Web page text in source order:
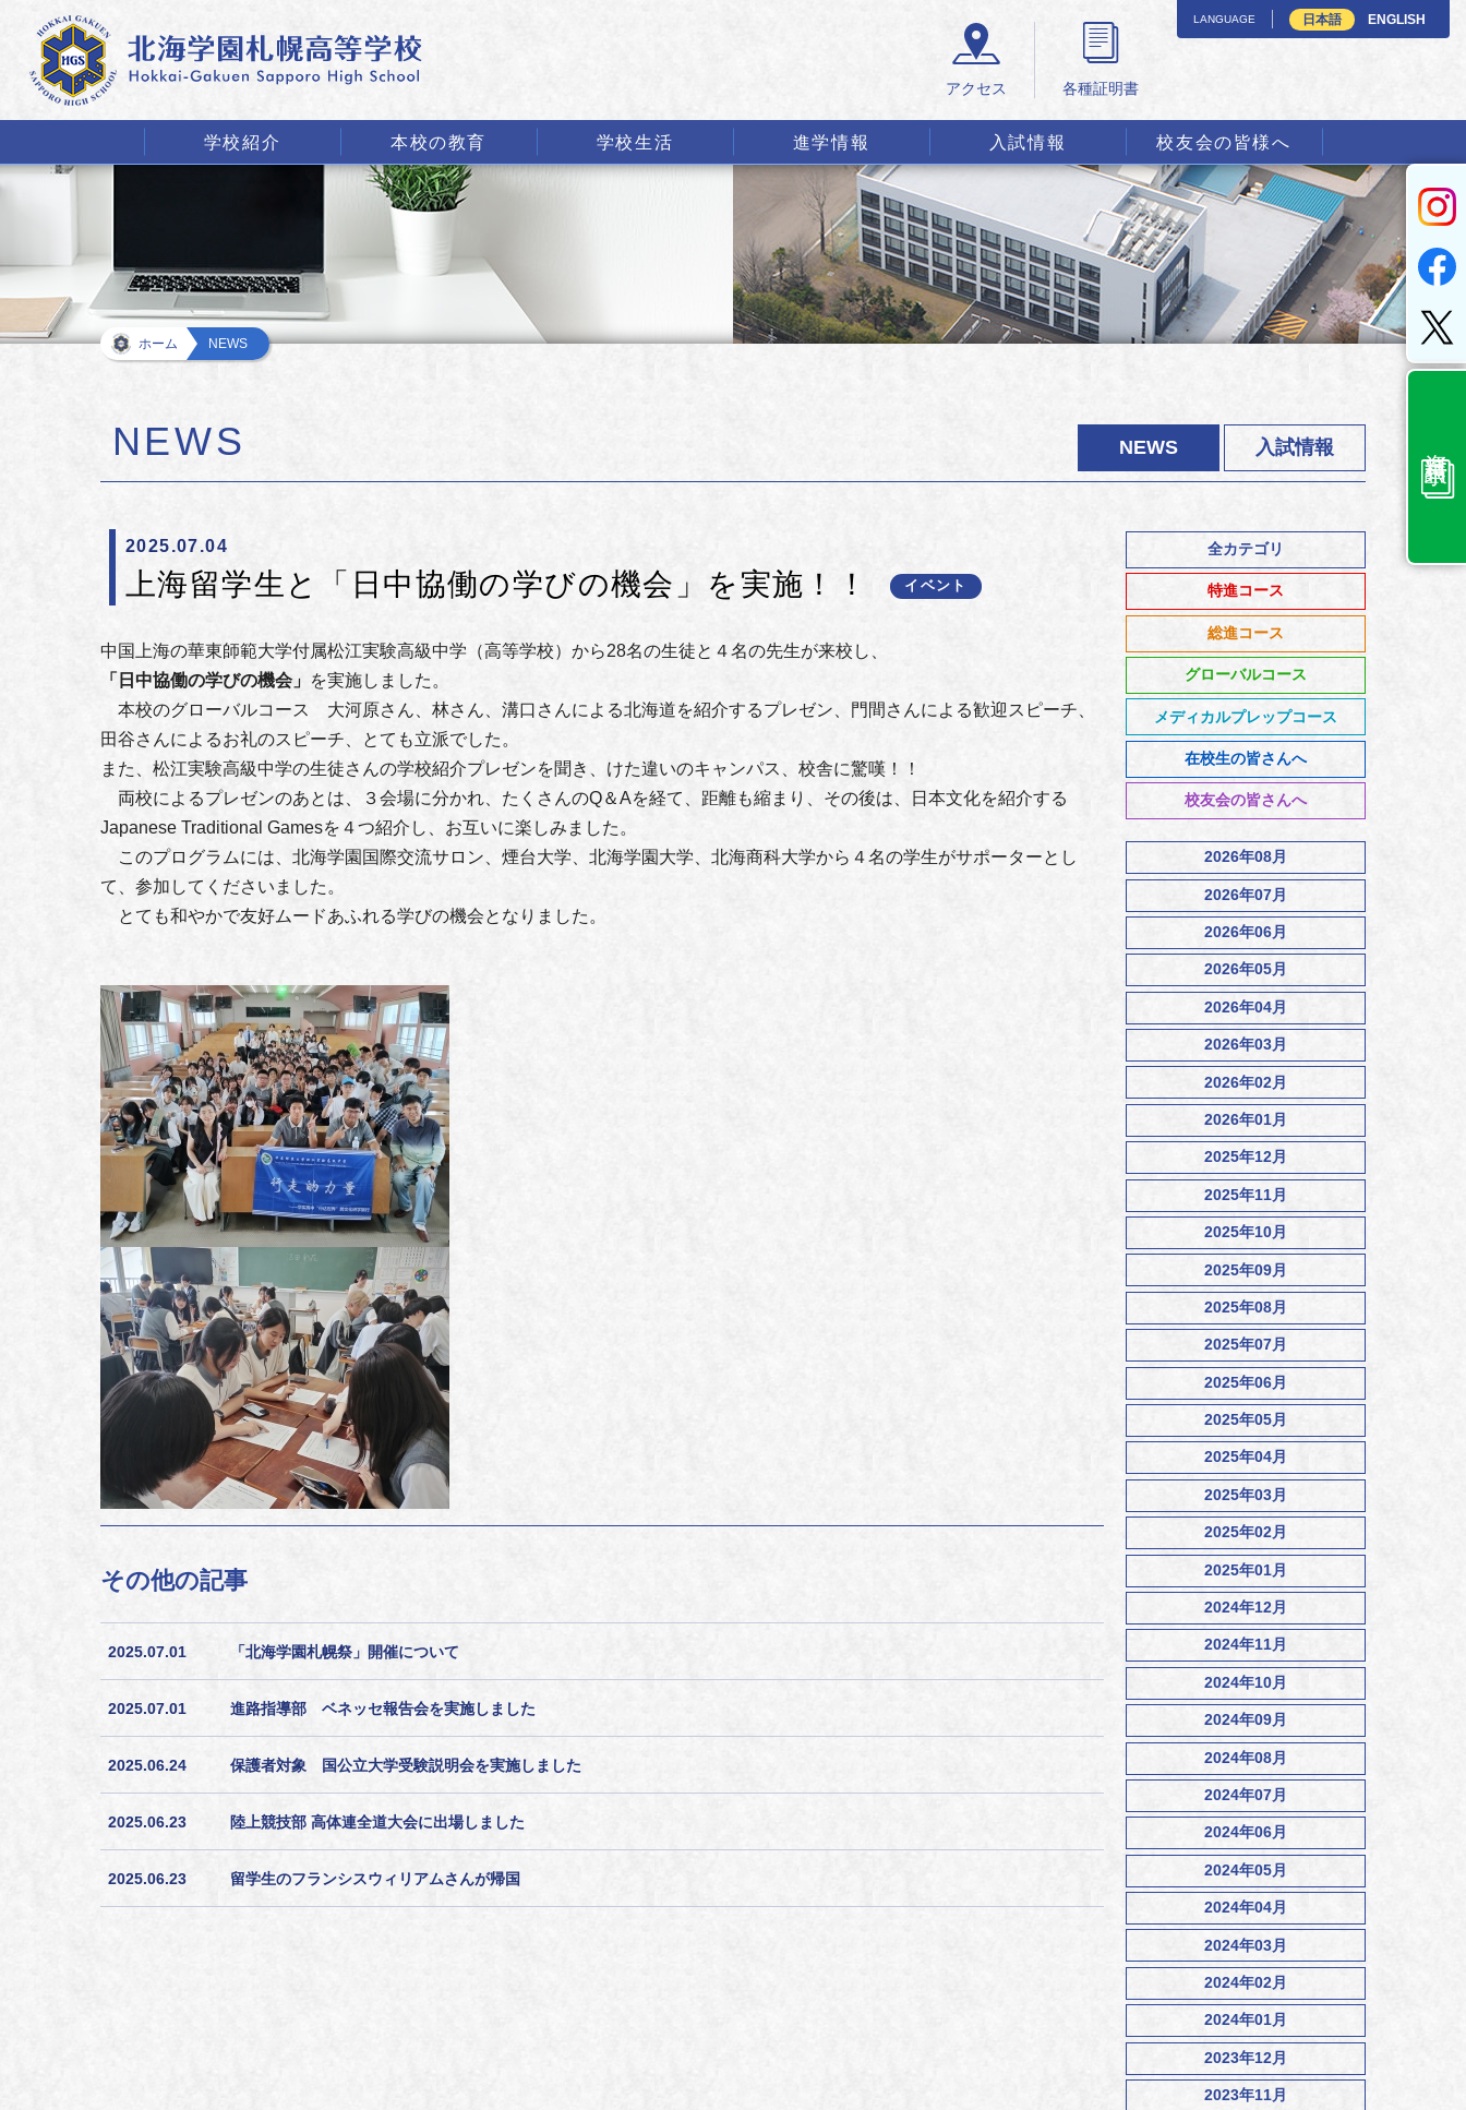
アクセス 各種証明書
学校紹介 本校の教育 学校生活 進学情報 入試情報 校友会の皆様へ
LANGUAGE 日本語 ENGLISH
ホーム NEWS
NEWS NEWS 入試情報
2025.07.04
上海留学生と「日中協働の学びの機会」を実施！！ イベント
中国上海の華東師範大学付属松江実験高級中学（高等学校）から28名の生徒と４名の先生が来校し、
「日中協働の学びの機会」 を実施しました。
本校のグローバルコース 大河原さん、林さん、溝口さんによる北海道を紹介するプレゼン、門間さんによる歓迎スピーチ、
田谷さんによるお礼のスピーチ、とても立派でした。
また、松江実験高級中学の生徒さんの学校紹介プレゼンを聞き、けた違いのキャンパス、校舎に驚嘆！！
両校によるプレゼンのあとは、３会場に分かれ、たくさんのQ＆Aを経て、距離も縮まり、その後は、日本文化を紹介する
Japanese Traditional Gamesを４つ紹介し、お互いに楽しみました。
このプログラムには、北海学園国際交流サロン、煙台大学、北海学園大学、北海商科大学から４名の学生がサポーターとし
て、参加してくださいました。
とても和やかで友好ムードあふれる学びの機会となりました。
その他の記事
2025.07.01 「北海学園札幌祭」開催について
2025.07.01 進路指導部 ベネッセ報告会を実施しました
2025.06.24 保護者対象 国公立大学受験説明会を実施しました
2025.06.23 陸上競技部 高体連全道大会に出場しました
2025.06.23 留学生のフランシスウィリアムさんが帰国
全カテゴリ
特進コース
総進コース
グローバルコース
メディカルプレップコース
在校生の皆さんへ
校友会の皆さんへ
2026年08月
2026年07月
2026年06月
2026年05月
2026年04月
2026年03月
2026年02月
2026年01月
2025年12月
2025年11月
2025年10月
2025年09月
2025年08月
2025年07月
2025年06月
2025年05月
2025年04月
2025年03月
2025年02月
2025年01月
2024年12月
2024年11月
2024年10月
2024年09月
2024年08月
2024年07月
2024年06月
2024年05月
2024年04月
2024年03月
2024年02月
2024年01月
2023年12月
2023年11月